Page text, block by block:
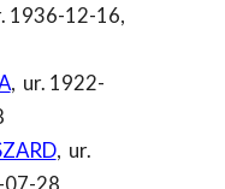
1936-12-16,
, ur. 1922-
, ur.
07-28